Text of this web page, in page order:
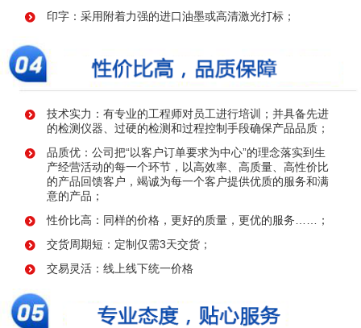
印字：采用附着力强的进口油墨或高清激光打标；
技术实力：有专业的工程师对员工进行培训；并具备先进
的检测仪器、过硬的检测和过程控制手段确保产品品质；
品质优：公司把“以客户订单要求为中心”的理念落实到生
产经营活动的每一个环节，以高效率、高质量、高性价比
的产品回馈客户，竭诚为每一个客户提供优质的服务和满
意的产品；
性价比高：同样的价格，更好的质量，更优的服务……；
交货周期短：定制仅需3天交货；
交易灵活：线上线下统一价格